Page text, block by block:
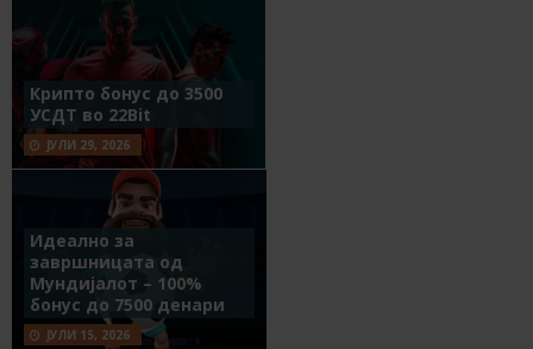
Крипто бонус до 3500
УСДТ во 22Bit
ЈУЛИ 29, 2026
Идеално за
завршницата од
Мундијалот – 100%
бонус до 7500 денари
ЈУЛИ 15, 2026